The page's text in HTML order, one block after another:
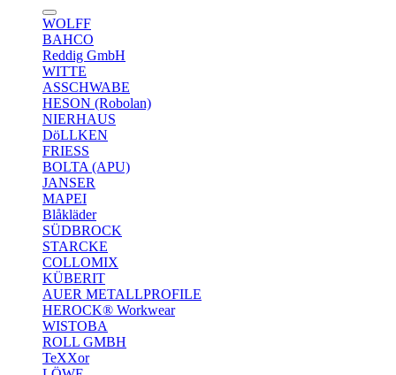
WOLFF
BAHCO
Reddig GmbH
WITTE
ASSCHWABE
HESON (Robolan)
NIERHAUS
DöLLKEN
FRIESS
BOLTA (APU)
JANSER
MAPEI
Blåkläder
SÜDBROCK
STARCKE
COLLOMIX
KÜBERIT
AUER METALLPROFILE
HEROCK® Workwear
WISTOBA
ROLL GMBH
TeXXor